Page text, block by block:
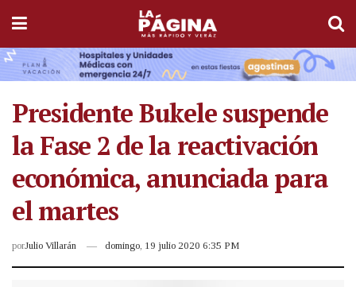
Presidente Bukele suspende
la Fase 2 de la reactivación
económica, anunciada para
el martes
porJulio Villarán domingo, 19 julio 2020 6:35 PM